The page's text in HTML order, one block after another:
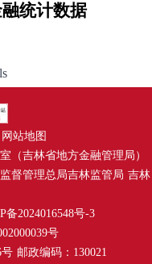
统计数据
网站地图
（吉林省地方金融管理局）
督管理总局吉林监管局 吉林
备2024016548号-3
号
邮政编码：130021